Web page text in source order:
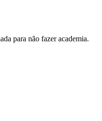
para não fazer academia.